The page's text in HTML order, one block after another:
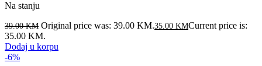
Na stanju
39.00KM Original price was: 39.00 KM.35.00 KMCurrent price is:
35.00 KM.
Dodaj u korpu
-6%